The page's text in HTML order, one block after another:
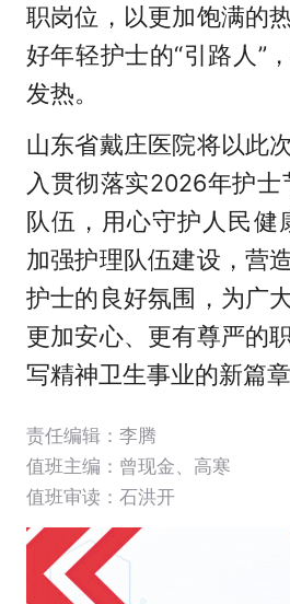
职岗位，以更加饱满的
好年轻护士的“引路人”
发热。
山东省戴庄医院将以此
入贯彻落实2026年护士
队伍，用心守护人民健
加强护理队伍建设，营
护士的良好氛围，为广
更加安心、更有尊严的
写精神卫生事业的新篇章
责任编辑：李腾
值班主编： 曾现金
高寒
值班审读：石洪开